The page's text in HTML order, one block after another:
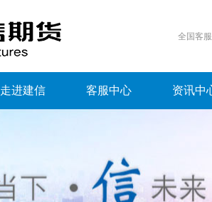
全国客
走进建信 客服中心 资讯中